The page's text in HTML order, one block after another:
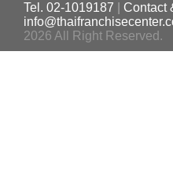
Tel. 02-1019187
Contact
2026 All Right Reserved.